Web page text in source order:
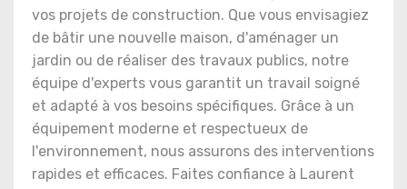
vos projets de construction. Que vous envisagiez
de bâtir une nouvelle maison, d'aménager un
jardin ou de réaliser des travaux publics, notre
équipe d'experts vous garantit un travail soigné
et adapté à vos besoins spécifiques. Grâce à un
équipement moderne et respectueux de
l'environnement, nous assurons des interventions
rapides et efficaces. Faites confiance à Laurent